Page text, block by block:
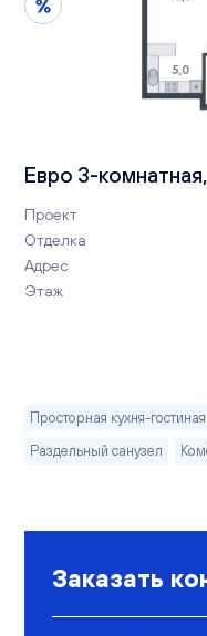
Евро 3-комнатная,
Проект
Отделка
Адрес
Этаж
Просторная кухня-гостиная
Раздельный санузел
Заказать